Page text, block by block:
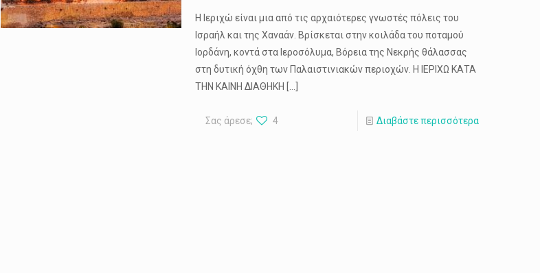
Η Ιεριχώ είναι μια από τις αρχαιότερες γνωστές πόλεις του
Ισραήλ και της Χαναάν. Βρίσκεται στην κοιλάδα του ποταμού
Ιορδάνη, κοντά στα Ιεροσόλυμα, Βόρεια της Νεκρής θάλασσας
στη δυτική όχθη των Παλαιστινιακών περιοχών. Η ΙΕΡΙΧΩ ΚΑΤΑ
ΤΗΝ ΚΑΙΝΗ ΔΙΑΘΗΚΗ
Σας άρεσε; 4 Διαβάστε περισσότερα